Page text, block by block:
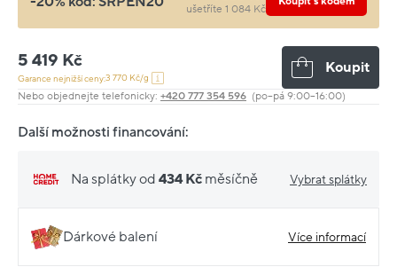
ušetříte 1 084 Kč
5 419 Kč
Garance nejnižší ceny:3 770 Kč/g
Koupit
Nebo objednejte telefonicky: +420 777 354 596 (po–pá 9:00–16:00)
Další možnosti financování:
Na splátky od 434 Kč měsíčně Vybrat splátky
Dárkové balení Více informací